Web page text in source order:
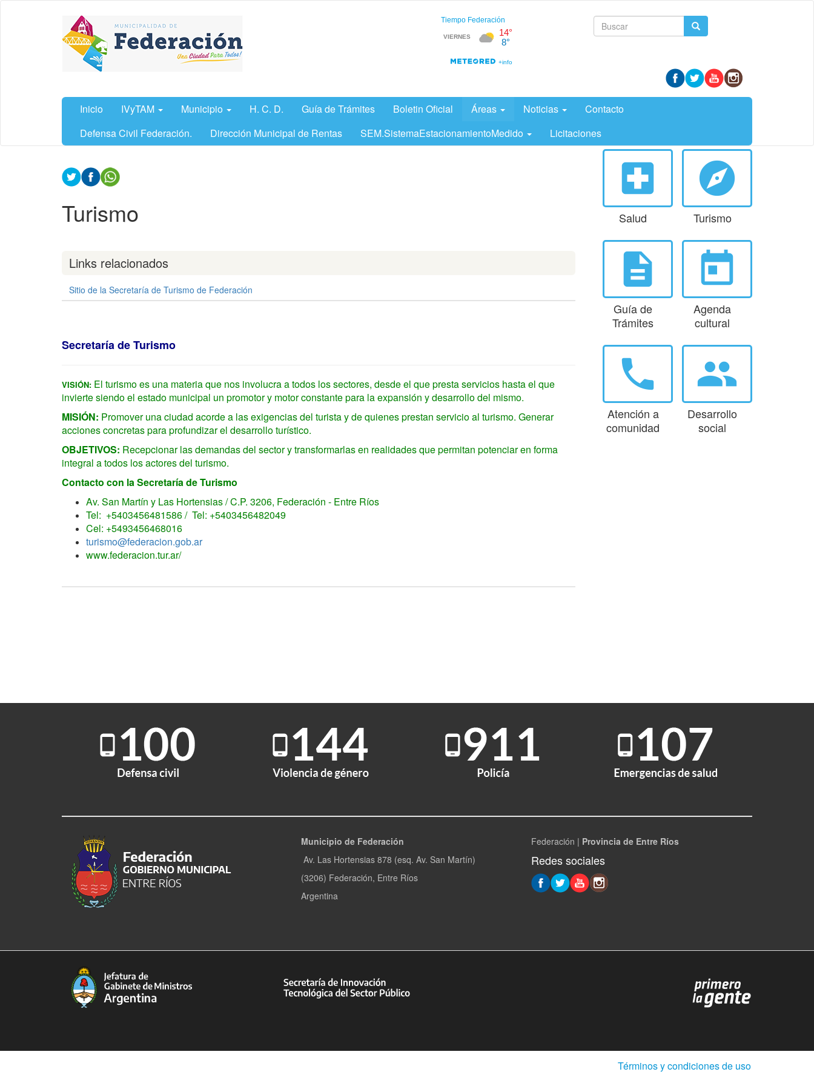
Municipalidad
de
Federación,
Entre Ríos
Formulario
búsqueda
Inicio IVyTAM Municipio H. C. D. Guía de Trámites Boletin Oficial Áreas Noticias
Contacto
Defensa Civil Federación.
Dirección Municipal de Rentas SEM.SistemaEstacionamientoMedido Licitaciones
Contenido
principal
Turismo
Links relacionados
Sitio de la Secretaría de Turismo de Federación
Secretaría de Turismo
VISIÓN: El turismo es una materia que nos involucra a todos los sectores, desde el que presta servicios hasta el que
invierte siendo el estado municipal un promotor y motor constante para la expansión y desarrollo del mismo.
MISIÓN: Promover una ciudad acorde a las exigencias del turista y de quienes prestan servicio al turismo. Generar
acciones concretas para profundizar el desarrollo turístico.
OBJETIVOS: Recepcionar las demandas del sector y transformarlas en realidades que permitan potenciar en forma
integral a todos los actores del turismo.
Contacto con la Secretaría de Turismo
Av. San Martín y Las Hortensias / C.P. 3206, Federación - Entre Ríos
Tel: +5403456481586 / Tel: +5403456482049
Cel: +5493456468016
turismo@federacion.gob.ar
www.federacion.tur.ar/
local_hospital
Salud
explore
Turismo
description
Guía de
Trámites
today
Agenda
cultural
phone
Atención a
comunidad
group
Desarrollo
social
Municipio de Federación
Av. Las Hortensias 878 (esq. Av. San Martín)
(3206) Federación, Entre Ríos
Argentina
Federación | Provincia de Entre Ríos
Redes sociales
Términos y condiciones de uso(Abre